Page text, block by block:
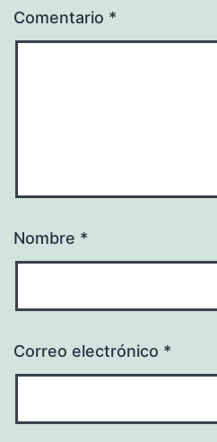
Comentario *
Nombre *
Correo electrónico *